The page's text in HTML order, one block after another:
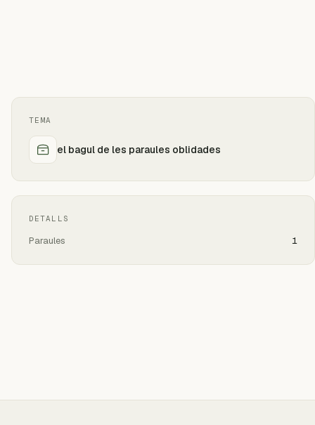
TEMA
el bagul de les paraules oblidades
DETALLS
Paraules 1